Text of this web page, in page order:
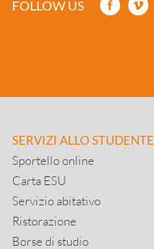
FOLLOW US
SERVIZI ALLO STUDENTE
Sportello online
Carta ESU
Servizio abitativo
Ristorazione
Borse di studio